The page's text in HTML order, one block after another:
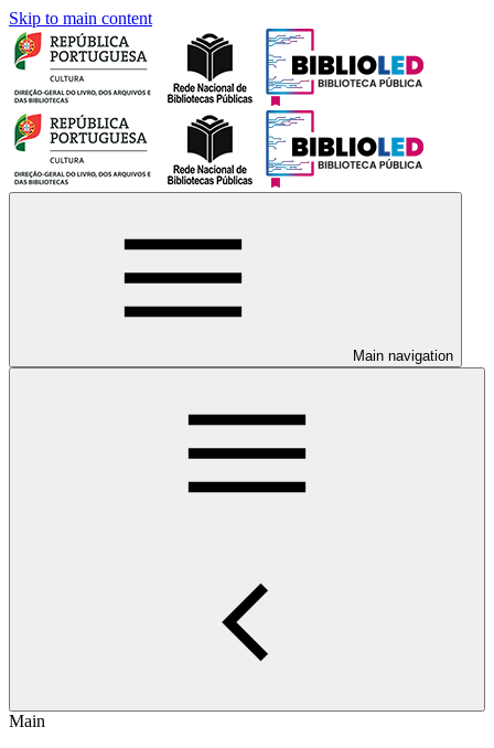
Skip to main content
Main navigation
Main